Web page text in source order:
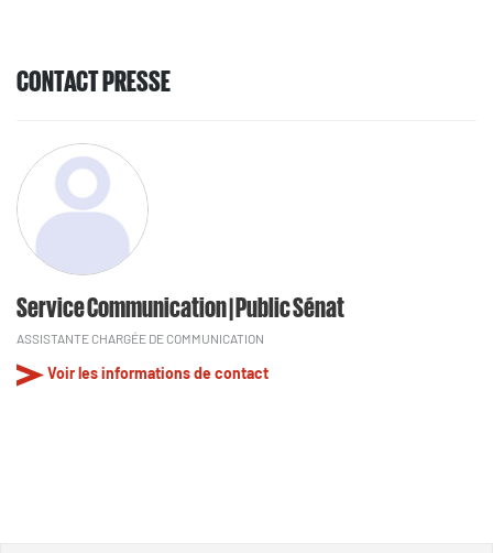
CONTACT PRESSE
Service Communication | Public Sénat
ASSISTANTE CHARGÉE DE COMMUNICATION
Voir les informations de contact